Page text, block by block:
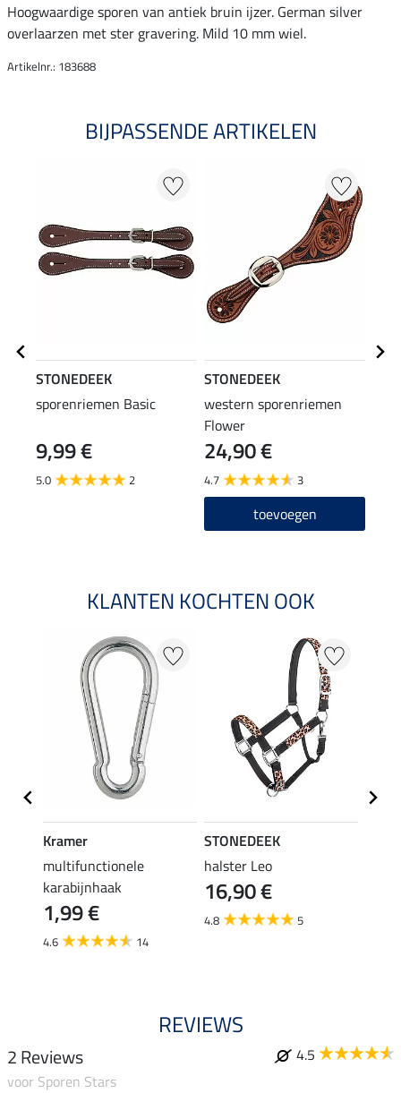
Hoogwaardige sporen van antiek bruin ijzer. German silver
overlaarzen met ster gravering. Mild 10 mm wiel.
Artikelnr.: 183688
BIJPASSENDE ARTIKELEN
STONEDEEK
sporenriemen Basic
9,99 €
5.0 2
STONEDEEK
western sporenriemen
Flower
24,90 €
4.7 3
toevoegen
KLANTEN KOCHTEN OOK
Kramer
multifunctionele
karabijnhaak
1,99 €
4.6 14
STONEDEEK
halster Leo
16,90 €
4.8 5
REVIEWS
2 Reviews
4.5
voor Sporen Stars